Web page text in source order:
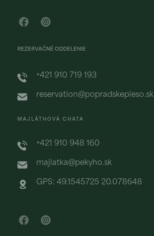
REZERVAČNÉ ODDELENIE
+421 910 719 193
reservation@popradskepleso.sk
MAJLÁTHOVÁ CHATA
+421 910 948 160
majlatka@pekyho.sk
GPS: 49.1545725 20.078648